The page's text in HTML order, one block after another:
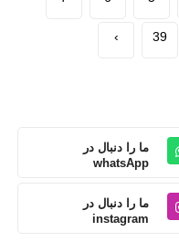
39
›
ما را دنبال در
whatsApp
ما را دنبال در
instagram